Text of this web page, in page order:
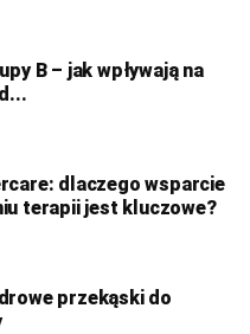
B – jak wpływają na
dlaczego wsparcie
terapii jest kluczowe?
przekąski do